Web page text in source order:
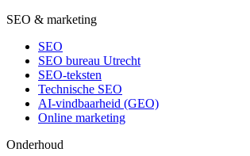
SEO & marketing
SEO
SEO bureau Utrecht
SEO-teksten
Technische SEO
AI-vindbaarheid (GEO)
Online marketing
Onderhoud